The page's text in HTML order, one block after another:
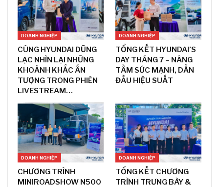
DOANH NGHIỆP
CÙNG HYUNDAI DŨNG
LẠC NHÌN LẠI NHỮNG
KHOẢNH KHẮC ẤN
TƯỢNG TRONG PHIÊN
LIVESTREAM…
DOANH NGHIỆP
TỔNG KẾT HYUNDAI’S
DAY THÁNG 7 – NÂNG
TẦM SỨC MẠNH, DẪN
ĐẦU HIỆU SUẤT
DOANH NGHIỆP
CHƯƠNG TRÌNH
MINIROADSHOW N500
DOANH NGHIỆP
TỔNG KẾT CHƯƠNG
TRÌNH TRƯNG BÀY &